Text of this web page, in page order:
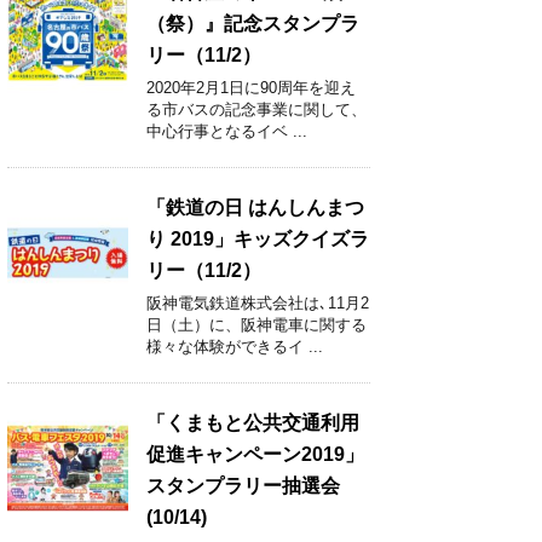
（祭）』記念スタンプラ
リー（11/2）
2020年2月1日に90周年を迎え
る市バスの記念事業に関して、
中心行事となるイベ ...
「鉄道の日 はんしんまつ
り 2019」キッズクイズラ
リー（11/2）
阪神電気鉄道株式会社は､11月2
日（土）に、阪神電車に関する
様々な体験ができるイ ...
「くまもと公共交通利用
促進キャンペーン2019」
スタンプラリー抽選会
(10/14)